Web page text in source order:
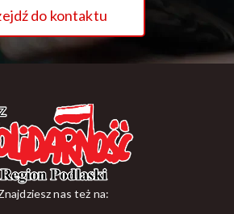
do kontaktu
nas też na: